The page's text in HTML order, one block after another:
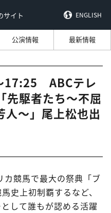
サイト ENGLISH
公演情報 最新情報
17:25 ABCテレ
先駆者たち～不屈
人～」尾上松也出
カ競馬で最大の祭典「ブ
史上初制覇するなど、
して誰もが認める活躍